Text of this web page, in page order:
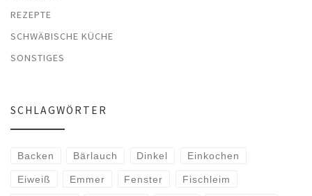
REZEPTE
SCHWÄBISCHE KÜCHE
SONSTIGES
SCHLAGWÖRTER
Backen Bärlauch Dinkel Einkochen
Eiweiß Emmer Fenster Fischleim